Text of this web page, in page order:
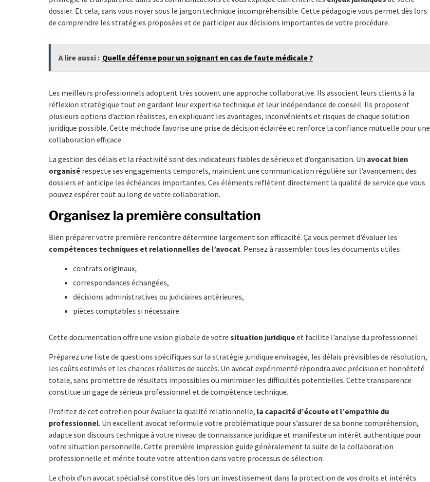
dossier. Et cela, sans vous noyer sous le jargon technique incompréhensible. Cette pédagogie vous permet dès lors
de comprendre les stratégies proposées et de participer aux décisions importantes de votre procédure.
A lire aussi : Quelle défense pour un soignant en cas de faute médicale ?
Les meilleurs professionnels adoptent très souvent une approche collaborative. Ils associent leurs clients à la
réflexion stratégique tout en gardant leur expertise technique et leur indépendance de conseil. Ils proposent
plusieurs options d’action réalistes, en expliquant les avantages, inconvénients et risques de chaque solution
juridique possible. Cette méthode favorise une prise de décision éclairée et renforce la confiance mutuelle pour une
collaboration efficace.
La gestion des délais et la réactivité sont des indicateurs fiables de sérieux et d’organisation. Un avocat bien
organisé respecte ses engagements temporels, maintient une communication régulière sur l’avancement des
dossiers et anticipe les échéances importantes. Ces éléments reflètent directement la qualité de service que vous
pouvez espérer tout au long de votre collaboration.
Organisez la première consultation
Bien préparer votre première rencontre détermine largement son efficacité. Ça vous permet d’évaluer les
compétences techniques et relationnelles de l’avocat. Pensez à rassembler tous les documents utiles :
contrats originaux,
correspondances échangées,
décisions administratives ou judiciaires antérieures,
pièces comptables si nécessaire.
Cette documentation offre une vision globale de votre situation juridiqueet facilite l’analyse du professionnel.
Préparez une liste de questions spécifiques sur la stratégie juridique envisagée, les délais prévisibles de résolution,
les coûts estimés et les chances réalistes de succès. Un avocat expérimenté répondra avec précision et honnêteté
totale, sans promettre de résultats impossibles ou minimiser les difficultés potentielles. Cette transparence
constitue un gage de sérieux professionnel et de compétence technique.
Profitez de cet entretien pour évaluer la qualité relationnelle, la capacité d’écoute et l’empathie du
professionnel. Un excellent avocat reformule votre problématique pour s’assurer de sa bonne compréhension,
adapte son discours technique à votre niveau de connaissance juridique et manifeste un intérêt authentique pour
votre situation personnelle. Cette première impression guide généralement la suite de la collaboration
professionnelle et mérite toute votre attention dans votre processus de sélection.
Le choix d’un avocat spécialisé constitue dès lors un investissement dans la protection de vos droits et intérêts.